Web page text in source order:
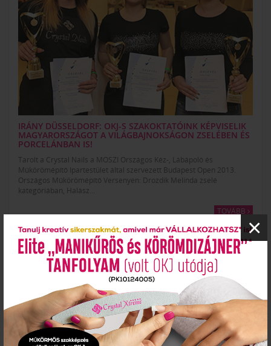
×
IRÁNY DÜSSELDORF: OKJ-S SZAKOKTATÓINK KÉPVISELIK
MAGYARORSZÁGOT A VILÁGBAJNOKSÁGON ZSELÉBEN ÉS
PORCELÁNBAN IS!
Tarolt a Crystal Nails a MOSZI Országos Kéz-, Lábápoló és
Műkörömépítő Ipartestület által szervezett Budapest Open 2013.
Országos Műkörömépítő Versenyen: Drozdik Melinda zselé
kategóriában, Halász...
TOVÁBB